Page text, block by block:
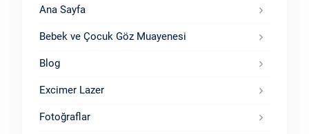
Ana Sayfa
Bebek ve Çocuk Göz Muayenesi
Blog
Excimer Lazer
Fotoğraflar